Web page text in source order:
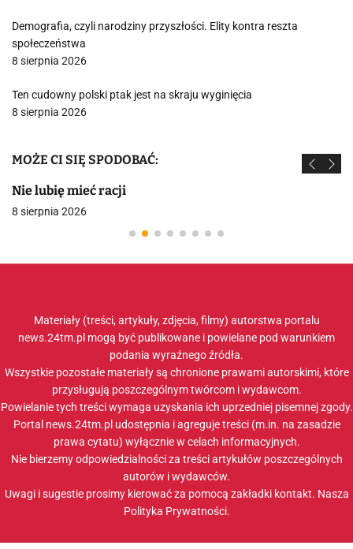
Demografia, czyli narodziny przyszłości. Elity kontra reszta
społeczeństwa
8 sierpnia 2026
Ten cudowny polski ptak jest na skraju wyginięcia
8 sierpnia 2026
MOŻE CI SIĘ SPODOBAĆ:
Nie lubię mieć racji
8 sierpnia 2026
Materiały (treści, artykuły, zdjęcia, filmy) autorstwa portalu
news.24tm.pl mogą być publikowane i powielane pod warunkiem
podania wyraźnego źródła.
Wszystkie pozostałe materiały są chronione prawami autorskimi, które
przysługują poszczególnym twórcom i wydawcom.
Powielanie tych treści wymaga uzyskania ich uprzedniej pisemnej zgody.
Portal news.24tm.pl udostępnia i agreguje treści (m.in. na zasadzie
prawa cytatu) wyłącznie w celach informacyjnych.
Nie bierzemy odpowiedzialności za treści artykułów poszczególnych
autorów i wydawców.
Uwagi i sugestie prosimy kierować za pomocą zakładki kontakt. Nasza
Polityka Prywatności.